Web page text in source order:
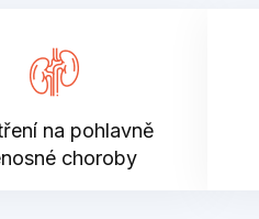
na pohlavně
choroby